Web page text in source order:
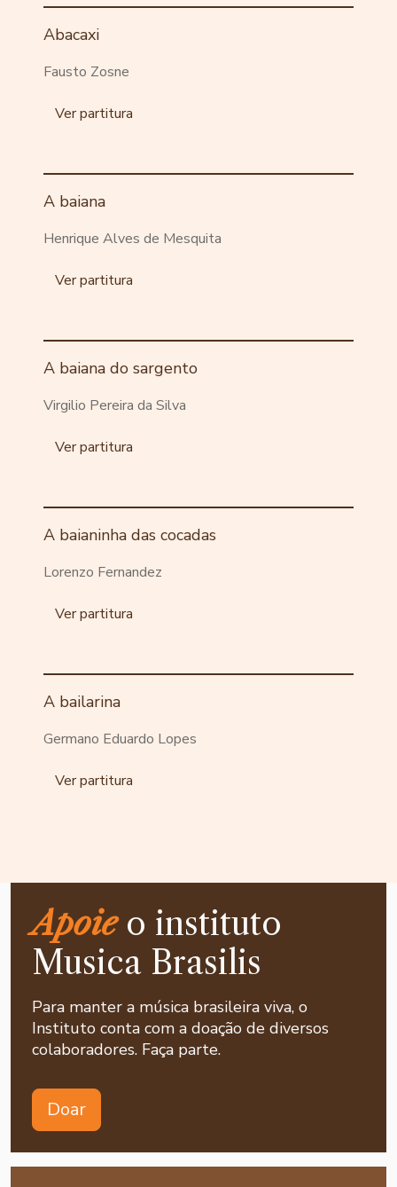
Abacaxi
Fausto Zosne
Ver partitura
A baiana
Henrique Alves de Mesquita
Ver partitura
A baiana do sargento
Virgilio Pereira da Silva
Ver partitura
A baianinha das cocadas
Lorenzo Fernandez
Ver partitura
A bailarina
Germano Eduardo Lopes
Ver partitura
Apoieo instituto
Musica Brasilis
Para manter a música brasileira viva, o
Instituto conta com a doação de diversos
colaboradores. Faça parte.
Doar